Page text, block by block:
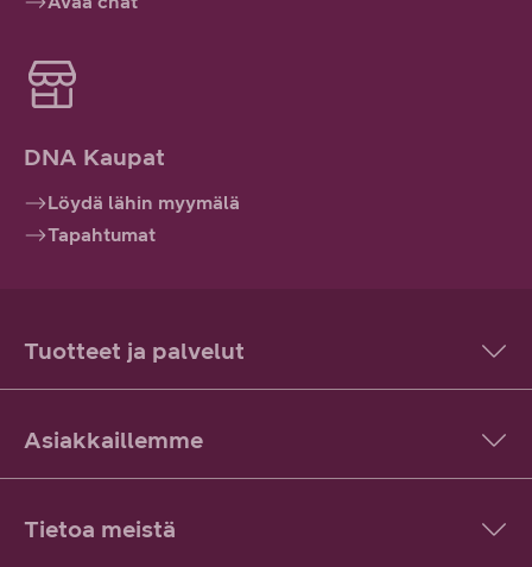
DNA Kaupat
Löydä lähin myymälä
Tapahtumat
Tuotteet ja palvelut
Asiakkaillemme
Tietoa meistä